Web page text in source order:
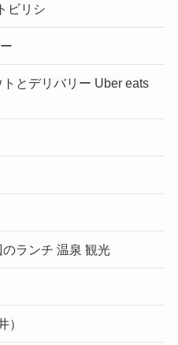
ビリシ
とデリバリー Uber eats
ランチ 温泉 観光
）